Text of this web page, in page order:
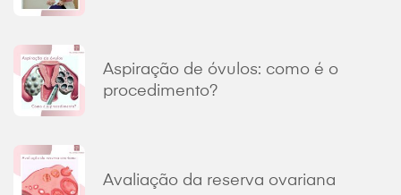
Aspiração de óvulos: como é o
procedimento?
Avaliação da reserva ovariana